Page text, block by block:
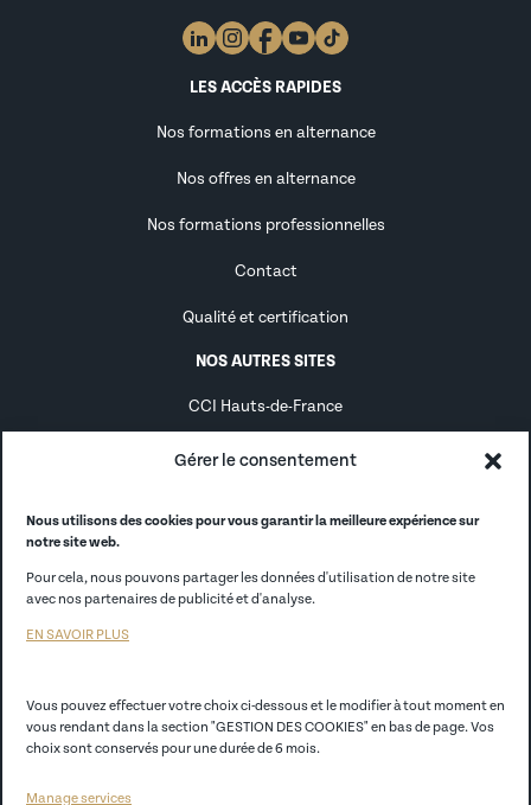
Gérer le consentement
Nous utilisons des cookies pour vous garantir la meilleure expérience sur
notre site web.
Pour cela, nous pouvons partager les données d'utilisation de notre site
avec nos partenaires de publicité et d'analyse.
EN SAVOIR PLUS
Vous pouvez effectuer votre choix ci-dessous et le modifier à tout moment en
vous rendant dans la section "GESTION DES COOKIES" en bas de page. Vos
choix sont conservés pour une durée de 6 mois.
Manage services
LES ACCÈS RAPIDES
Nos formations en alternance
Nos offres en alternance
Nos formations professionnelles
Contact
Qualité et certification
NOS AUTRES SITES
CCI Hauts-de-France
Alternance
CCI Store
Politique de confidentialité